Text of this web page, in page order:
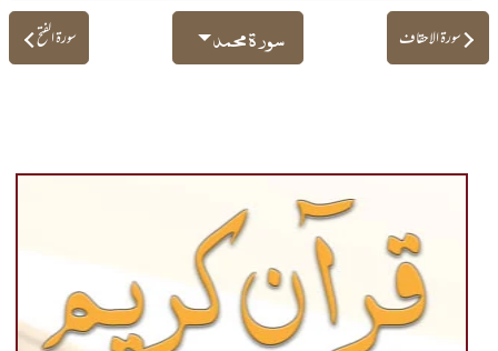
سورۃ الاحقاف سورۃ محمد سورۃ الفتح